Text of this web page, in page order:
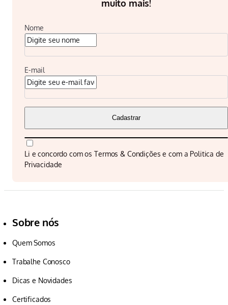
muito mais!
Nome
E-mail
Cadastrar
Li e concordo com osTermos & Condições e com a Politica de
Privacidade
Sobre nós
Quem Somos
Trabalhe Conosco
Dicas e Novidades
Certificados